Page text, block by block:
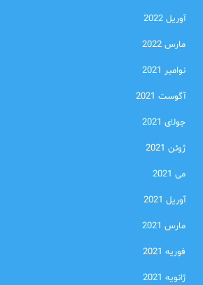
آوریل 2022
مارس 2022
نوامبر 2021
آگوست 2021
جولای 2021
ژوئن 2021
می 2021
آوریل 2021
مارس 2021
فوریه 2021
ژانویه 2021